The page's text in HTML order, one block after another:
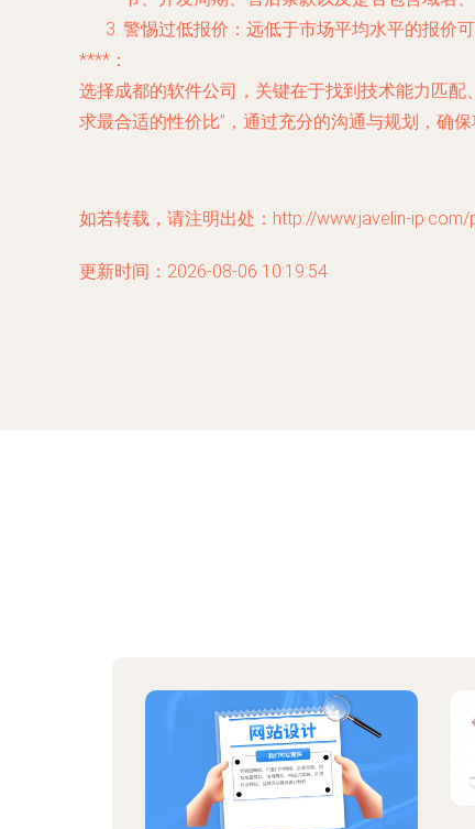
警惕过低报价 ：远低于市场平均水平的报价
****：
选择成都的软件公司，关键在于找到技术能力匹配
求最合适的性价比”，通过充分的沟通与规划，确
如若转载，请注明出处：http://www.javelin-
更新时间：2026-08-06 10:19:54